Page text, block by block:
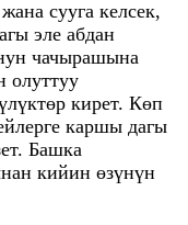
сууга келсек,
эле абдан
чачырашына
олуттуу
кирет. Көп
каршы дагы
Башка
кийин өзүнүн